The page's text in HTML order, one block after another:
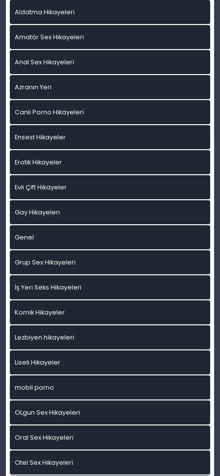
Aldatma Hikayeleri
Amatör Sex Hikayeleri
Anal Sex Hikayeleri
Azranın Yeri
Canlı Porno Hikayeleri
Ensest Hikayeler
Erotik Hikayeler
Evli Çift Hikayeler
Gay Hikayeleri
Genel
Grup Sex Hikayeleri
İş Yeri Seks Hikayeleri
Komik Hikayeler
Lezbiyen hikayeleri
Liseli Hikayeler
mobil porno
OLgun Sex Hikayeleri
Oral Sex Hikayeleri
Otel Sex Hikayeleri